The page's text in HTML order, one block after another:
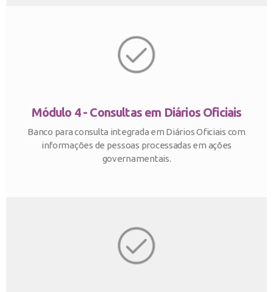
Módulo 4 - Consultas em Diários Oficiais
Banco para consulta integrada em Diários Oficiais com
informações de pessoas processadas em ações
governamentais.